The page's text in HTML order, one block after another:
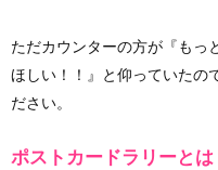
ただカウンターの方が『もっ
ほしい！！』と仰っていたの
ださい。
ポストカードラリーとは